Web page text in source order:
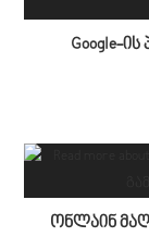
Google-
ონლაინ